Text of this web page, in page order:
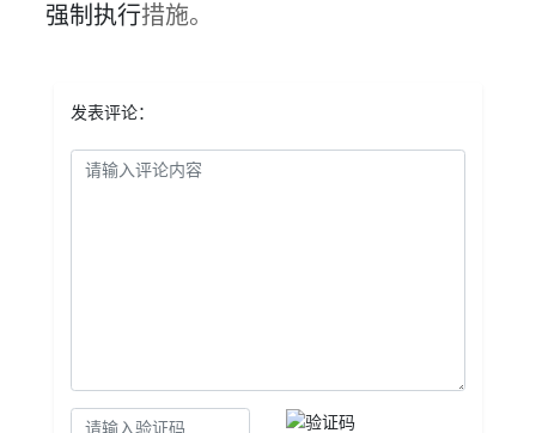
强制执行措施。
发表评论：